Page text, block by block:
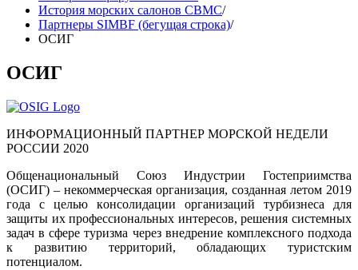
История морских салонов СВМС/
Партнеры SIMBF (бегущая строка)/
ОСИГ
ОСИГ
ИНФОРМАЦИОННЫЙ ПАРТНЕР МОРСКОЙ НЕДЕЛИ
РОССИИ 2020
Общенациональный Союз Индустрии Гостеприимства
(ОСИГ) – некоммерческая организация, созданная летом 2019
года с целью консолидации организаций турбизнеса для
защиты их профессиональных интересов, решения системных
задач в сфере туризма через внедрение комплексного подхода
к развитию территорий, обладающих туристским
потенциалом.